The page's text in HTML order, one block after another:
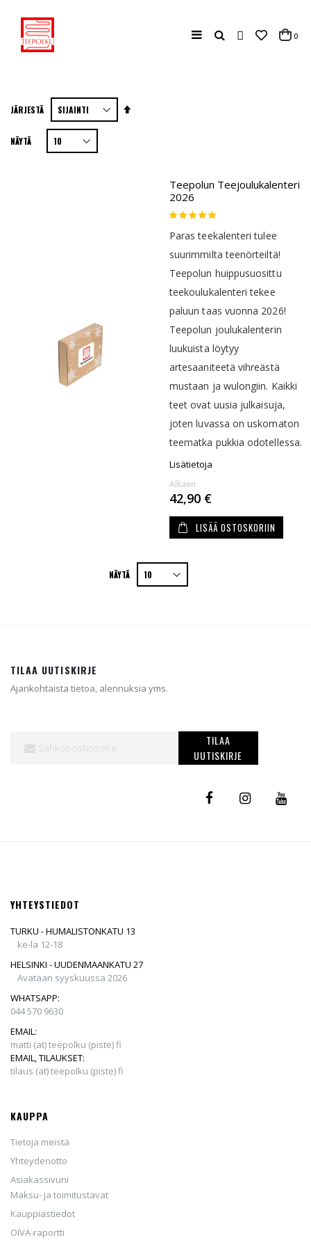
Haku Cart0
JÄRJESTÄ
Aseta
NÄYTÄ
Teepolun Teejoulukalenteri
2026
Rating:
100
% of 100
Paras teekalenteri tulee
suurimmilta teenörteiltä!
Teepolun huippusuosittu
teekoulukalenteri tekee
paluun taas vuonna 2026!
Teepolun joulukalenterin
luukuista löytyy
artesaaniteetä vihreästä
mustaan ja wulongiin. Kaikki
teet ovat uusia julkaisuja,
joten luvassa on uskomaton
teematka pukkia odotellessa.
Lisätietoja
Alkaen
42,90 €
LISÄÄ OSTOSKORIIN
NÄYTÄ
TILAA UUTISKIRJE
Ajankohtaista tietoa, alennuksia yms.
TILAA
UUTISKIRJE
YHTEYSTIEDOT
TURKU - HUMALISTONKATU 13
ke-la 12-18
HELSINKI - UUDENMAANKATU 27
Avataan syyskuussa 2026
WHATSAPP:
044 570 9630
EMAIL:
matti (at) teepolku (piste) fi
EMAIL, TILAUKSET:
tilaus (at) teepolku (piste) fi
KAUPPA
Tietoja meistä
Yhteydenotto
Asiakassivuni
Maksu- ja toimitustavat
Kauppiastiedot
OIVA-raportti